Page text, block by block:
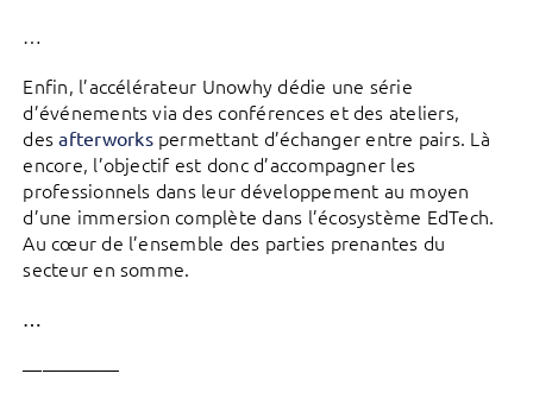
…
Enfin, l’accélérateur Unowhy dédie une série
d’événements via des conférences et des ateliers,
desafterworkspermettant d’échanger entre pairs. Là
encore, l’objectif est donc d’accompagner les
professionnels dans leur développement au moyen
d’une immersion complète dans l’écosystème EdTech.
Au cœur de l’ensemble des parties prenantes du
secteur en somme.
—————